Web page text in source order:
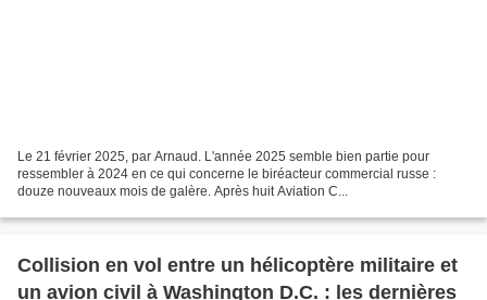
Le 21 février 2025, par Arnaud. L'année 2025 semble bien partie pour
ressembler à 2024 en ce qui concerne le biréacteur commercial russe :
douze nouveaux mois de galère. Après huit Aviation C...
Collision en vol entre un hélicoptère militaire et
un avion civil à Washington D.C. : les dernières